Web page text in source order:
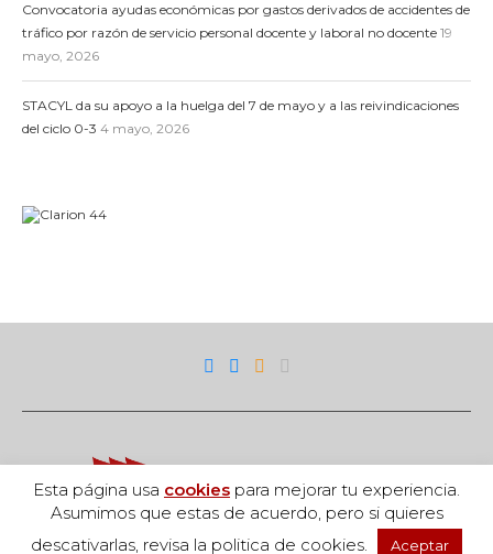
Convocatoria ayudas económicas por gastos derivados de accidentes de
tráfico por razón de servicio personal docente y laboral no docente 19
mayo, 2026
STACYL da su apoyo a la huelga del 7 de mayo y a las reivindicaciones
del ciclo 0-3 4 mayo, 2026
Esta página usa cookies para mejorar tu experiencia.
Asumimos que estas de acuerdo, pero si quieres
descativarlas, revisa la politica de cookies.
Aceptar